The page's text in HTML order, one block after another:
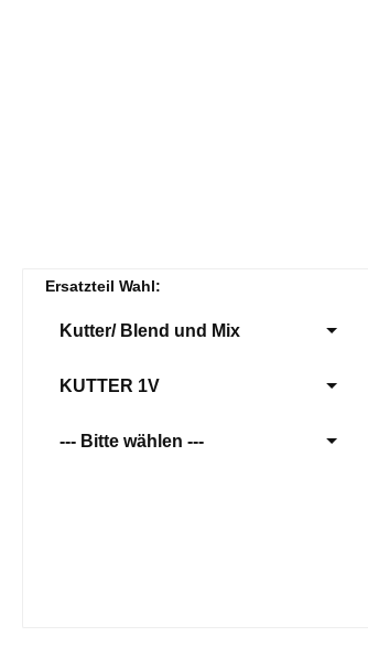
Ersatzteil Wahl:
Kutter/ Blend und Mix
KUTTER 1V
--- Bitte wählen ---